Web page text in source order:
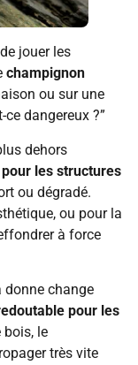
jouer les
champignon
ou sur une
ce dangereux ?”
dehors
les structures
ou dégradé.
ou pour la
à force
donne change
pour les
bois, le
très vite